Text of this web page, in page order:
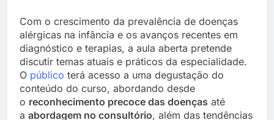
Com o crescimento da prevalência de doenças
alérgicas na infância e os avanços recentes em
diagnóstico e terapias, a aula aberta pretende
discutir temas atuais e práticos da especialidade.
O público terá acesso a uma degustação do
conteúdo do curso, abordando desde
o reconhecimento precoce das doenças até
a abordagem no consultório, além das tendências